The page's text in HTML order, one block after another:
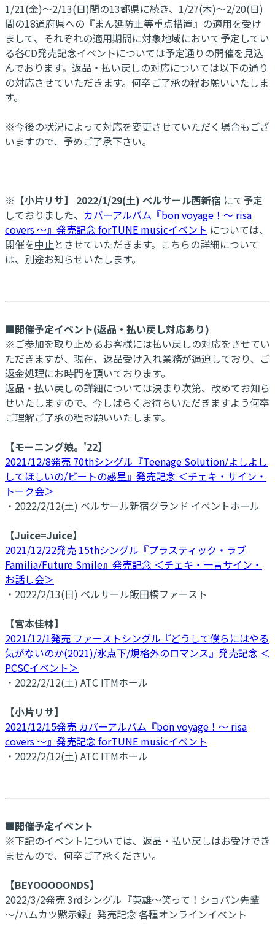
1/21(金)～2/13(日)間の13都県に続き、1/27(木)～2/20(日)
間の18道府県への『まん延防止等重点措置』の適用を受け
まして、それぞれの適用期間に対象地域において予定してい
る各CD発売記念イベントについては予定通りの開催を見込
んでおります。返品・払い戻しの対応については以下の通り
の対応させていただきます。何卒ご了承の程お願いいたしま
す。
※今後の状況によって対応を変更させていただく場合もござ
いますので、予めご了承下さい。
※【小片リサ】 2022/1/29(土) ベルサール西新宿 にて予定
しておりました、 カバーアルバム『bon voyage！～ risa
covers ～』発売記念 forTUNE musicイベント については、
開催を中止とさせていただきます。こちらの詳細について
は、別途お知らせいたします。
■開催予定イベント(返品・払い戻し対応あり)
※ご参加を取り止めるお客様には払い戻しの対応をさせてい
ただきますが、現在、返品受け入れ業務が逼迫しており、ご
返金処理にお時間を頂いております。
返品・払い戻しの詳細については決まり次第、改めてお知ら
せいたしますので、今しばらくお待ちいただきますよう何卒
ご理解ご了承の程お願いいたします。
【モーニング娘。'22】
2021/12/8発売 70thシングル『Teenage Solution/よしよし
してほしいの/ビートの惑星』発売記念 ＜チェキ・サイン・
トーク会＞
・2022/2/12(土) ベルサール新宿グランド イベントホール
【Juice=Juice】
2021/12/22発売 15thシングル『プラスティック・ラブ
Familia/Future Smile』発売記念 ＜チェキ・一言サイン・
お話し会＞
・2022/2/13(日) ベルサール飯田橋ファースト
【宮本佳林】
2021/12/1発売 ファーストシングル『どうして僕らにはやる
気がないのか(2021)/氷点下/規格外のロマンス』発売記念 ＜
PCSCイベント＞
・2022/2/12(土) ATC ITMホール
【小片リサ】
2021/12/15発売 カバーアルバム『bon voyage！～ risa
covers ～』発売記念 forTUNE musicイベント
・2022/2/12(土) ATC ITMホール
■開催予定イベント
※下記のイベントについては、返品・払い戻しはお受けでき
ませんので、何卒ご了承ください。
【BEYOOOOONDS】
2022/3/2発売 3rdシングル『英雄～笑って！ショパン先輩
～/ハムカツ黙示録』発売記念 各種オンラインイベント